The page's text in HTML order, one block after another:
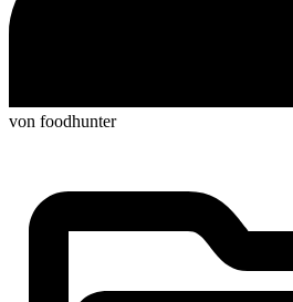
von foodhunter